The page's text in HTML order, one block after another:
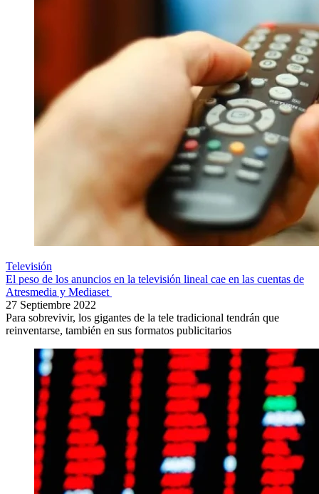
Televisión
El peso de los anuncios en la televisión lineal cae en las cuentas de
Atresmedia y Mediaset
27 Septiembre 2022
Para sobrevivir, los gigantes de la tele tradicional tendrán que
reinventarse, también en sus formatos publicitarios